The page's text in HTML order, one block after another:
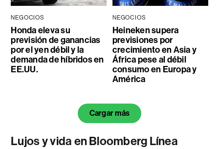
NEGOCIOS
Honda eleva su
previsión de ganancias
por el yen débil y la
demanda de híbridos en
EE.UU.
NEGOCIOS
Heineken supera
previsiones por
crecimiento en Asia y
África pese al débil
consumo en Europa y
América
Cargar más
Lujos y vida en Bloomberg Línea